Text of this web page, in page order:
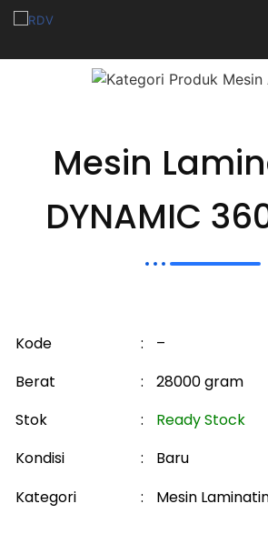
Mesin
DYNAMIC
Kode :
–
Berat
:
28000 gram
Stok
:
Ready Stock
Kondisi
:
Baru
Kategori
: Mesin